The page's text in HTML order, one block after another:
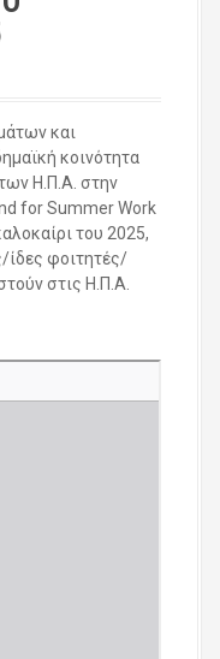
και
κοινότητα
Η.Π.Α. στην
for Summer Work
του 2025,
ίδες φοιτητές/
στις Η.Π.Α.